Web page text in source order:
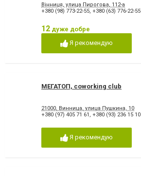
Вінниця, улица Пирогова, 112-а
+380 (98) 773-22-55, +380 (63) 776-22-55
12 дуже добре
Я рекомендую
МЕГАТОП, coworking club
21000, Винница, улица Пушкина, 10
+380 (97) 405 71 61 , +380 (93) 236 15 10
Я рекомендую